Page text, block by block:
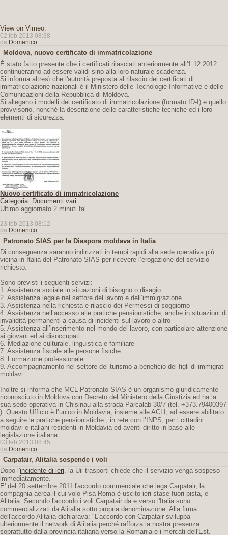
View on Vimeo.
02 feb 2013 08:38
da Domenico
Moldova, nuovo certificato di immatricolazione
È stato fatto presente che i certificati rilasciati anteriormente all'1.12.2012
continueranno ad essere validi sino alla loro naturale scadenza.
Si informa altresì che l'autorità preposta al rilascio dei certificati di
immatricolazione nazionali è il Ministero delle Tecnologie Informative e delle
Comunicazioni della Repubblica di Moldova.
Si allegano i modelli del certificato di immatricolazione (formato ID-I) e quello
provvisorio, nonché la descrizione delle caratteristiche tecniche ed i loro
elementi di sicurezza.
Nuovo certificato di immatricolazione
Categoria: Documenti vari
Ultimo aggiornato 2 minuti fa'
23 feb 2013 08:12
da Domenico
Patronato SIAS per la Diaspora moldava in Italia
Di conseguenza saranno indirizzati in tempi rapidi alla sede operativa più
vicina in Italia del Patronato SIAS per ricevere l’erogazione del servizio
richiesto.
Sono previsti i seguenti servizi:
1. Assistenza sociale in situazioni di bisogno o disagio
2. Assistenza legale nel settore del lavoro e dell’immigrazione
3. Assistenza nella richiesta e rilascio dei Permessi di soggiorno
4. Assistenza nell’accesso alle pratiche pensionistiche, anche in situazioni di
invalidità permanenti a causa di incidenti sul lavoro o altro
5. Assistenza all’inserimento nel mondo del lavoro, con particolare attenzione
ai giovani ed ai disoccupati
6. Mediazione culturale, linguistica e familiare
7. Assistenza fiscale alle persone fisiche
8. Formazione professionale
9. Accompagnamento nel settore del turismo a beneficio dei figli di immigrati
moldavi
Inoltre si informa che MCL-Patronato SIAS è un organismo giuridicamente
riconosciuto in Moldova con Decreto del Ministero della Giustizia ed ha la
sua sede operativa in Chisinau alla strada Parcalab 30/7 (tel. +373.79400397
). Questo Ufficio è l’unico in Moldavia, insieme alle ACLI, ad essere abilitato
a seguire le pratiche pensionistiche , in rete con l’INPS, per i cittadini
moldavi e italiani residenti in Moldavia ed aventi diritto in base alle
legislazione italiana.
03 feb 2013 08:45
da Domenico
Carpatair, Alitalia sospende i voli
Dopo l'incidente di ieri, la Uil trasporti chiede che il servizio venga sospeso
immediatamente.
E' del 20 settembre 2011 l'accordo commerciale che lega Carpatair, la
compagnia aerea il cui volo Pisa-Roma è uscito ieri stase fuori pista, e
Alitalia. Secondo l'accordo i voli Carpatair da e verso l'Italia sono
commercializzati da Alitalia sotto propria denominazione. Alla firma
dell'accordo Alitalia dichiarava: "L'accordo con Carpatair sviluppa
ulteriormente il network di Alitalia perché rafforza la nostra presenza
soprattutto dalla provincia italiana verso la Romania e i mercati dell'Est.